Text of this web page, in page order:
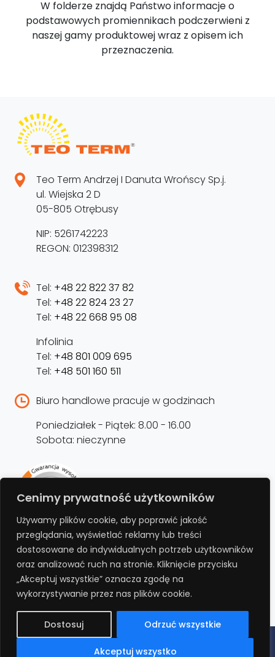
Cenimy prywatność użytkowników
Używamy plików cookie, aby poprawić jakość
przeglądania, wyświetlać reklamy lub treści
dostosowane do indywidualnych potrzeb użytkowników
oraz analizować ruch na stronie. Kliknięcie przycisku
„Akceptuj wszystkie” oznacza zgodę na
wykorzystywanie przez nas plików cookie.
Dostosuj Odrzuć wszystkie
Akceptuj wszystko
W folderze znajdą Państwo informacje o
podstawowych promiennikach podczerwieni z
naszej gamy produktowej wraz z opisem ich
przeznaczenia.
Teo Term Andrzej I Danuta Wrońscy Sp.j.
ul. Wiejska 2 D
05-805 Otrębusy
NIP: 5261742223
REGON: 012398312
Tel: +48 22 822 37 82
Tel: +48 22 824 23 27
Tel: +48 22 668 95 08
Infolinia
Tel: +48 801 009 695
Tel: +48 501 160 511
Biuro handlowe pracuje w godzinach
Poniedziałek - Piątek: 8.00 - 16.00
Sobota: nieczynne
przedłużenie gwarancji
Bezpłatnie przedłuż gwarancję o kolejne 12
miesięcy rejestrując produkt na stronie.
REJESTRUJ
Polityka prywatności Regulamin RODO